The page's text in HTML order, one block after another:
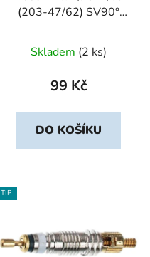
(203-47/62) SV90°
Skladem (2 ks)
99 Kč
DO KOŠÍKU
TIP